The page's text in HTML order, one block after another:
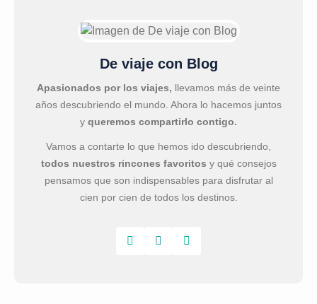
De viaje con Blog
Apasionados por los viajes, llevamos más de veinte
años descubriendo el mundo. Ahora lo hacemos juntos
y queremos compartirlo contigo.
Vamos a contarte lo que hemos ido descubriendo,
todos nuestros rincones favoritos y qué consejos
pensamos que son indispensables para disfrutar al
cien por cien de todos los destinos.